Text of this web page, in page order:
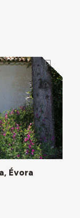
Évora